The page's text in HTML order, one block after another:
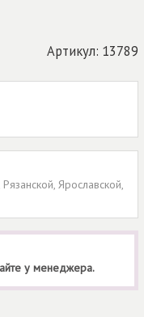
Артикул: 13789
Ярославской,
у менеджера.